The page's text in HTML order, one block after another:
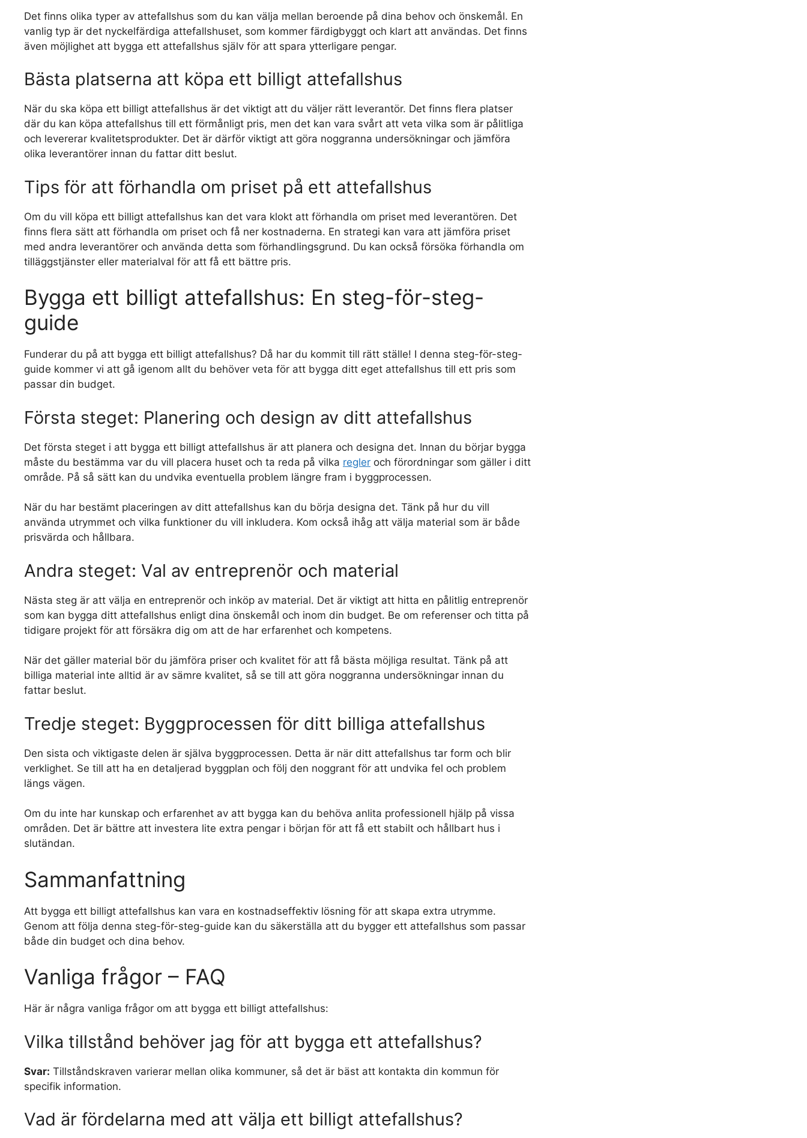
Det finns olika typer av attefallshus som du kan välja mellan beroende på dina behov och önskemål. En
vanlig typ är det nyckelfärdiga attefallshuset, som kommer färdigbyggt och klart att användas. Det finns
även möjlighet att bygga ett attefallshus själv för att spara ytterligare pengar.
Bästa platserna att köpa ett billigt attefallshus
När du ska köpa ett billigt attefallshus är det viktigt att du väljer rätt leverantör. Det finns flera platser
där du kan köpa attefallshus till ett förmånligt pris, men det kan vara svårt att veta vilka som är pålitliga
och levererar kvalitetsprodukter. Det är därför viktigt att göra noggranna undersökningar och jämföra
olika leverantörer innan du fattar ditt beslut.
Tips för att förhandla om priset på ett attefallshus
Om du vill köpa ett billigt attefallshus kan det vara klokt att förhandla om priset med leverantören. Det
finns flera sätt att förhandla om priset och få ner kostnaderna. En strategi kan vara att jämföra priset
med andra leverantörer och använda detta som förhandlingsgrund. Du kan också försöka förhandla om
tilläggstjänster eller materialval för att få ett bättre pris.
Bygga ett billigt attefallshus: En steg-för-steg-
guide
Funderar du på att bygga ett billigt attefallshus? Då har du kommit till rätt ställe! I denna steg-för-steg-
guide kommer vi att gå igenom allt du behöver veta för att bygga ditt eget attefallshus till ett pris som
passar din budget.
Första steget: Planering och design av ditt attefallshus
Det första steget i att bygga ett billigt attefallshus är att planera och designa det. Innan du börjar bygga
måste du bestämma var du vill placera huset och ta reda på vilka regler och förordningar som gäller i ditt
område. På så sätt kan du undvika eventuella problem längre fram i byggprocessen.
När du har bestämt placeringen av ditt attefallshus kan du börja designa det. Tänk på hur du vill
använda utrymmet och vilka funktioner du vill inkludera. Kom också ihåg att välja material som är både
prisvärda och hållbara.
Andra steget: Val av entreprenör och material
Nästa steg är att välja en entreprenör och inköp av material. Det är viktigt att hitta en pålitlig entreprenör
som kan bygga ditt attefallshus enligt dina önskemål och inom din budget. Be om referenser och titta på
tidigare projekt för att försäkra dig om att de har erfarenhet och kompetens.
När det gäller material bör du jämföra priser och kvalitet för att få bästa möjliga resultat. Tänk på att
billiga material inte alltid är av sämre kvalitet, så se till att göra noggranna undersökningar innan du
fattar beslut.
Tredje steget: Byggprocessen för ditt billiga attefallshus
Den sista och viktigaste delen är själva byggprocessen. Detta är när ditt attefallshus tar form och blir
verklighet. Se till att ha en detaljerad byggplan och följ den noggrant för att undvika fel och problem
längs vägen.
Om du inte har kunskap och erfarenhet av att bygga kan du behöva anlita professionell hjälp på vissa
områden. Det är bättre att investera lite extra pengar i början för att få ett stabilt och hållbart hus i
slutändan.
Sammanfattning
Att bygga ett billigt attefallshus kan vara en kostnadseffektiv lösning för att skapa extra utrymme.
Genom att följa denna steg-för-steg-guide kan du säkerställa att du bygger ett attefallshus som passar
både din budget och dina behov.
Vanliga frågor – FAQ
Här är några vanliga frågor om att bygga ett billigt attefallshus:
Vilka tillstånd behöver jag för att bygga ett attefallshus?
Svar: Tillståndskraven varierar mellan olika kommuner, så det är bäst att kontakta din kommun för
specifik information.
Vad är fördelarna med att välja ett billigt attefallshus?